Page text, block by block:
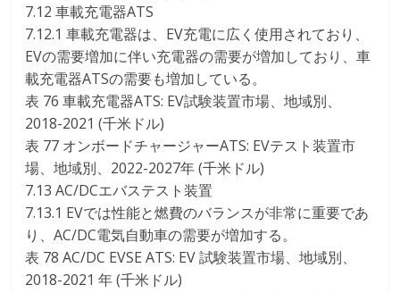
7.12 車載充電器ATS
7.12.1 車載充電器は、EV充電に広く使用されており、
EVの需要増加に伴い充電器の需要が増加しており、車
載充電器ATSの需要も増加している。
表 76 車載充電器ATS: EV試験装置市場、地域別、
2018-2021 (千米ドル)
表 77 オンボードチャージャーATS: EVテスト装置市
場、地域別、2022-2027年 (千米ドル)
7.13 AC/DCエバステスト装置
7.13.1 EVでは性能と燃費のバランスが非常に重要であ
り、AC/DC電気自動車の需要が増加する。
表 78 AC/DC EVSE ATS: EV 試験装置市場、地域別、
2018-2021 年 (千米ドル)